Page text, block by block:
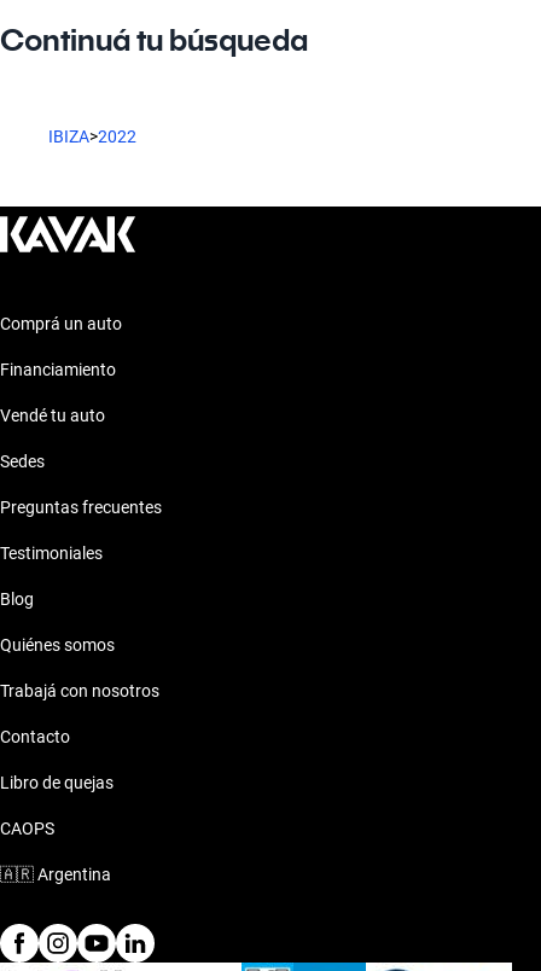
Continuá tu búsqueda
IBIZA>2022
Comprá un auto
Financiamiento
Vendé tu auto
Sedes
Preguntas frecuentes
Testimoniales
Blog
Quiénes somos
Trabajá con nosotros
Contacto
Libro de quejas
CAOPS
🇦🇷Argentina